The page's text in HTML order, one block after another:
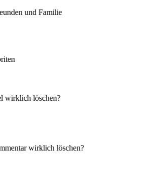
und Familie
wirklich löschen?
wirklich löschen?